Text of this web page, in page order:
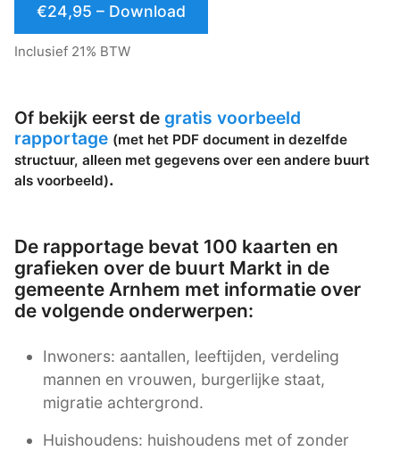
€24,95 – Download
Inclusief 21% BTW
Of bekijk eerst de gratis voorbeeld
rapportage (met het PDF document in dezelfde
structuur, alleen met gegevens over een andere buurt
als voorbeeld).
De rapportage bevat 100 kaarten en
grafieken over de buurt Markt in de
gemeente Arnhem met informatie over
de volgende onderwerpen:
Inwoners: aantallen, leeftijden, verdeling
mannen en vrouwen, burgerlijke staat,
migratie achtergrond.
Huishoudens: huishoudens met of zonder